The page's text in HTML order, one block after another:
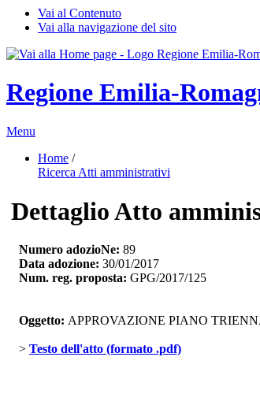
Vai al Contenuto
Vai alla navigazione del sito
Regione Emilia-
Menu
Home /
Ricerca Atti amministrativi
Dettaglio Atto
Numero adozioNe: 89
Data adozione: 30/01/2017
Num. reg. proposta: GPG/2017/125
Oggetto: APPROVAZIONE PIANO
> Testo dell'atto (formato .pdf)